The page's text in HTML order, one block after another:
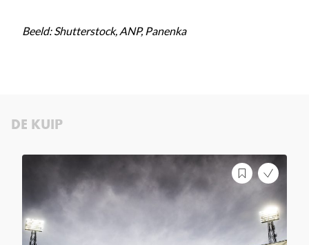
Beeld: Shutterstock, ANP, Panenka
DE KUIP